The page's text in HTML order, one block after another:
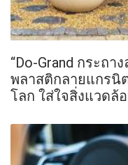
“Do-Grand กระถ
พลาสติกลายแกรนิ
โลก ใส่ใจสิ่งแวดล้